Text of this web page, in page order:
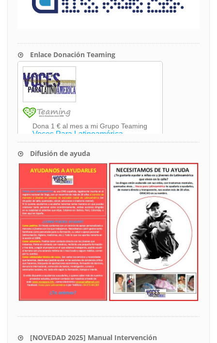
Enlace Donación Teaming
Difusión de ayuda
[NOVEDAD 2025] Manual Intervención